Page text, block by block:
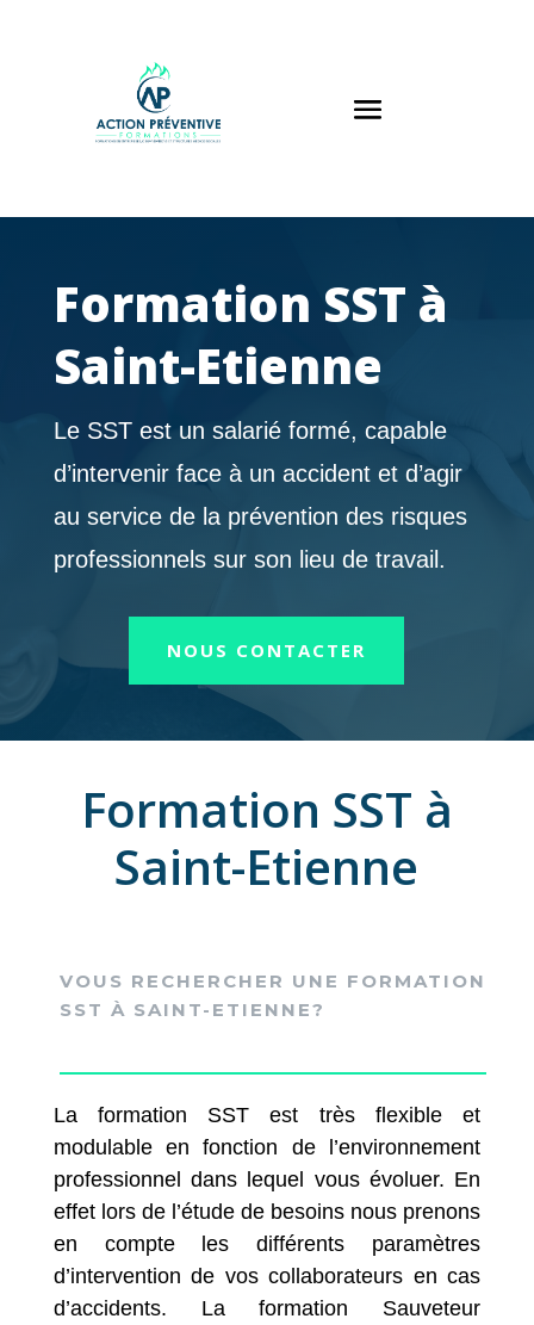
Formation SST à
Saint-Etienne
Le SST est un salarié formé, capable
d’intervenir face à un accident et d’agir
au service de la prévention des risques
professionnels sur son lieu de travail.
NOUS CONTACTER
Formation SST à
Saint-Etienne
VOUS RECHERCHER UNE FORMATION
SST À SAINT-ETIENNE?
La formation SST est très flexible et
modulable en fonction de l’environnement
professionnel dans lequel vous évoluer. En
effet lors de l’étude de besoins nous prenons
en compte les différents paramètres
d’intervention de vos collaborateurs en cas
d’accidents. La formation Sauveteur